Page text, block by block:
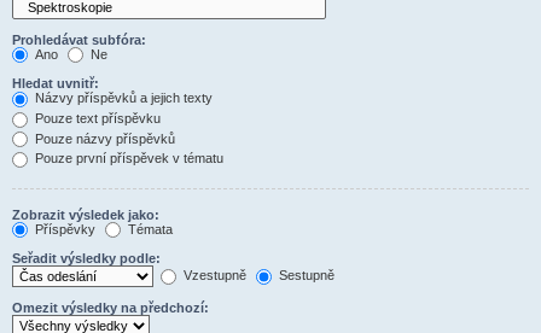
Prohledávat subfóra:
Ano
Ne
Hledat uvnitř:
Názvy příspěvků a jejich texty
Pouze text příspěvku
Pouze názvy příspěvků
Pouze první příspěvek v tématu
Zobrazit výsledek jako:
Příspěvky
Témata
Seřadit výsledky podle:
Vzestupně
Sestupně
Omezit výsledky na předchozí: